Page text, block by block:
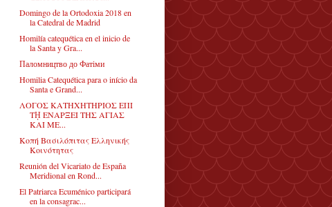
Domingo de la Ortodoxia 2018 en
la Catedral de Madrid
Homilía catequética en el inicio de
la Santa y Gra...
Паломництво до Фатіми
Homilia Catequética para o início da
Santa e Grand...
ΛΟΓΟΣ ΚΑΤΗΧΗΤΗΡΙΟΣ ΕΠΙ
Τῌ ΕΝΑΡΞΕΙ ΤΗΣ ΑΓΙΑΣ
ΚΑΙ ΜΕ...
Κοπή Βασιλόπιτας Ελληνικής
Κοινότητας
Reunión del Vicariato de España
Meridional en Rond...
El Patriarca Ecuménico participará
en la consagrac...